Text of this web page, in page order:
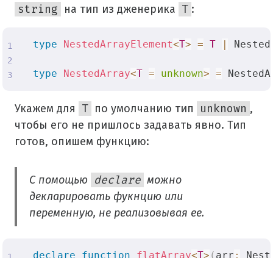
string на тип из дженерика T :
type NestedArrayElement<T> = T |
type NestedArray<T = unknown> =
Укажем для T по умолчанию тип unknown ,
чтобы его не пришлось задавать явно. Тип
готов, опишем функцию:
С помощью declare можно
декларировать фукнцию или
переменную, не реализовывая ее.
declare function flatArray<T> ( arr :